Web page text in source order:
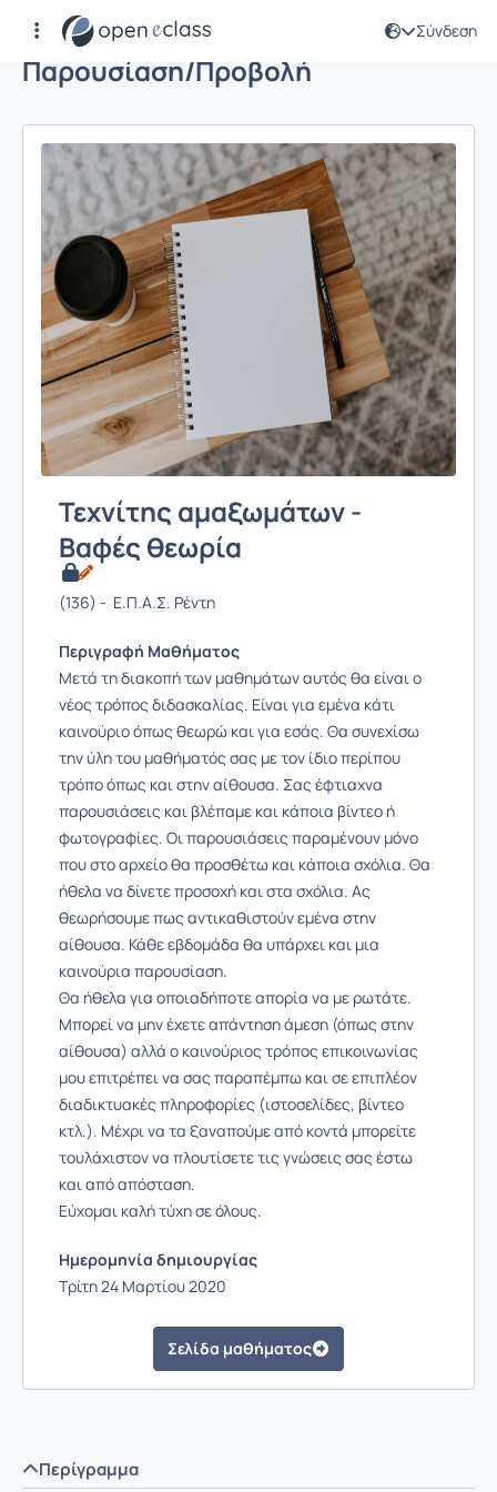
Σύνδεση
Παρουσίαση/Προβολή
Τεχνίτης αμαξωμάτων -
Βαφές θεωρία
(136) - Ε.Π.Α.Σ. Ρέντη
Περιγραφή Μαθήματος
Μετά τη διακοπή των μαθημάτων αυτός θα είναι ο
νέος τρόπος διδασκαλίας. Είναι για εμένα κάτι
καινούριο όπως θεωρώ και για εσάς. Θα συνεχίσω
την ύλη του μαθήματός σας με τον ίδιο περίπου
τρόπο όπως και στην αίθουσα. Σας έφτιαχνα
παρουσιάσεις και βλέπαμε και κάποια βίντεο ή
φωτογραφίες. Οι παρουσιάσεις παραμένουν μόνο
που στο αρχείο θα προσθέτω και κάποια σχόλια. Θα
ήθελα να δίνετε προσοχή και στα σχόλια. Ας
θεωρήσουμε πως αντικαθιστούν εμένα στην
αίθουσα. Κάθε εβδομάδα θα υπάρχει και μια
καινούρια παρουσίαση.
Θα ήθελα για οποιαδήποτε απορία να με ρωτάτε.
Μπορεί να μην έχετε απάντηση άμεση (όπως στην
αίθουσα) αλλά ο καινούριος τρόπος επικοινωνίας
μου επιτρέπει να σας παραπέμπω και σε επιπλέον
διαδικτυακές πληροφορίες (ιστοσελίδες, βίντεο
κτλ.). Μέχρι να τα ξαναπούμε από κοντά μπορείτε
τουλάχιστον να πλουτίσετε τις γνώσεις σας έστω
και από απόσταση.
Εύχομαι καλή τύχη σε όλους.
Ημερομηνία δημιουργίας
Τρίτη 24 Μαρτίου 2020
Σελίδα μαθήματος
Περίγραμμα